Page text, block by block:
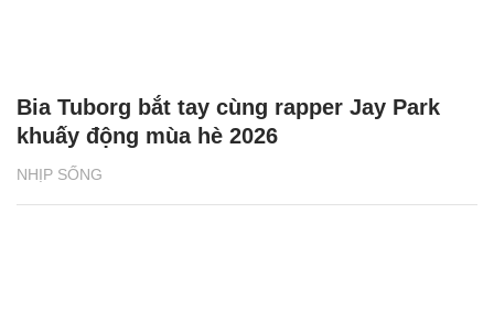
NHỊP SỐNG
Bia Tuborg bắt tay cùng rapper Jay Park
khuấy động mùa hè 2026